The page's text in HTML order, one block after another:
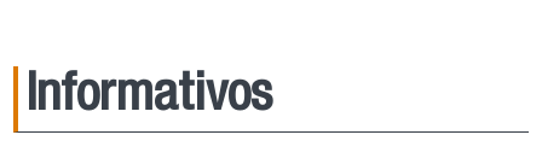
Informativos